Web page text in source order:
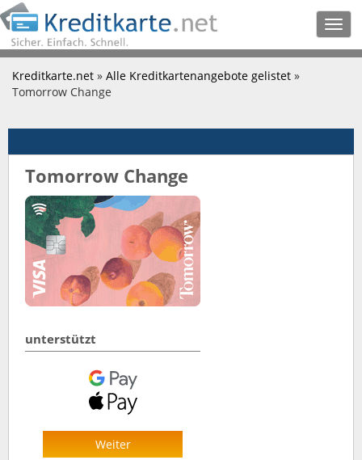
Kreditkarte.net » Alle Kreditkartenangebote gelistet »
Tomorrow Change
Tomorrow Change
unterstützt
Weiter